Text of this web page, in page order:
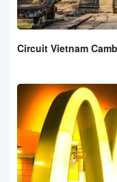
Circuit Vietnam